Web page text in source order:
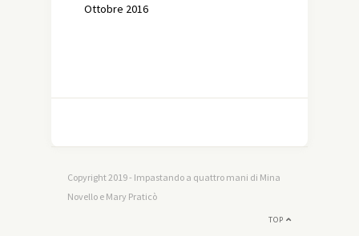
Ottobre 2016
Copyright 2019 - Impastando a quattro mani di Mina
Novello e Mary Praticò
TOP